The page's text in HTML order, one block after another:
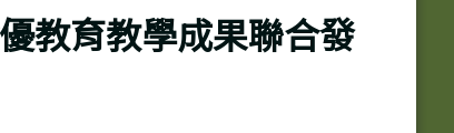
教育教學成果聯合發